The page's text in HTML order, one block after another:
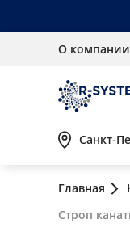
О компании
Санкт-
Главная
Строп